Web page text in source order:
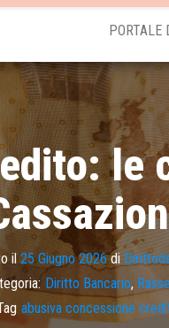
PORTALE
le
il 25 Giugno 2026di
Diritto Bancario,
abusiva concessione